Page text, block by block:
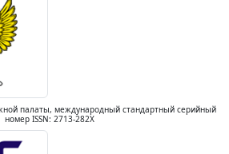
палаты, международный стандартный серийный
номер ISSN: 2713-282X